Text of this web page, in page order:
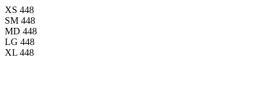
XS 448
SM 448
MD 448
LG 448
XL 448